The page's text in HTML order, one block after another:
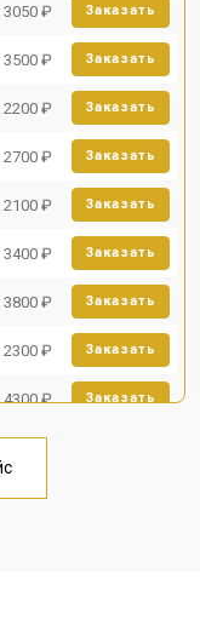
3050 ₽ Заказать
3500 ₽ Заказать
2200 ₽ Заказать
2700 ₽ Заказать
2100 ₽ Заказать
3400 ₽ Заказать
3800 ₽ Заказать
2300 ₽ Заказать
4300 ₽ Заказать
₽